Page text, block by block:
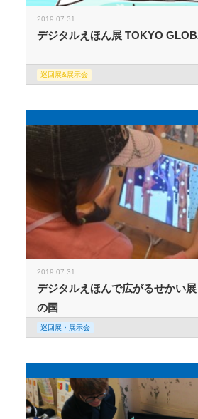
2019.07.31
デジタルえほん展 TOKYO
巡回展&展示会
2019.07.31
デジタルえほんで広がるせかい
の国
巡回展・展示会